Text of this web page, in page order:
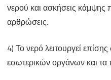
νερού και ασκήσεις κάμψης
αρθρώσεις.
4) Το νερό λειτουργεί
εσωτερικών οργάνων και τα